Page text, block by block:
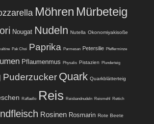
Möhren Mürbeteig
Nougat Nudeln Nutella Okonomiyakisoße
Pak Choi Paprika Parmesan Petersilie Pfefferminze
Pflaumenmus Physalis Pistazien Plunderteig
Puderzucker Quark Quarkblätterteig
Raffaello Reis Reisbandnudeln Reismehl Rettich
Rosinen Rosmarin Rote Beete